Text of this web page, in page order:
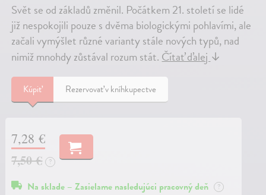
Svět se od základů změnil. Počátkem 21. století se lidé
již nespokojili pouze s dvěma biologickými pohlavími, ale
začali vymýšlet různé varianty stále nových typů, nad
nimiž mnohdy zůstával rozum stát.Čítať ďalej↓
Kúpiť Rezervovať v kníhkupectve
7,28 €
7,50 €
?
Na sklade – Zasielame nasledujúci pracovný deň ?